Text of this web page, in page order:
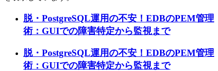
脱・PostgreSQL運用の不安！EDBのPEM管理
術：GUIでの障害特定から監視まで
脱・PostgreSQL運用の不安！EDBのPEM管理
術：GUIでの障害特定から監視まで